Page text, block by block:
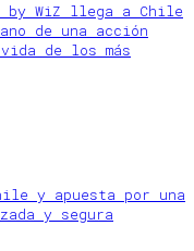
by WiZ llega a Chile
de una acción
de los más
y apuesta por una
y segura